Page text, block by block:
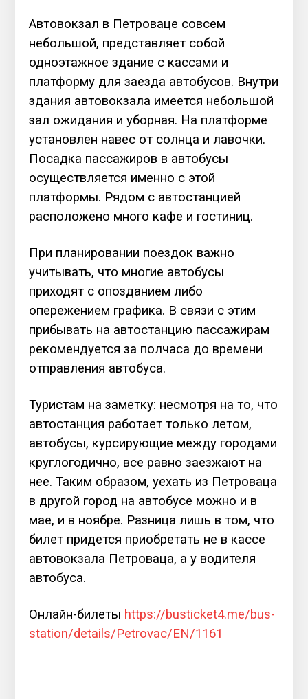
Автовокзал в Петроваце совсем
небольшой, представляет собой
одноэтажное здание с кассами и
платформу для заезда автобусов. Внутри
здания автовокзала имеется небольшой
зал ожидания и уборная. На платформе
установлен навес от солнца и лавочки.
Посадка пассажиров в автобусы
осуществляется именно с этой
платформы. Рядом с автостанцией
расположено много кафе и гостиниц.
При планировании поездок важно
учитывать, что многие автобусы
приходят с опозданием либо
опережением графика. В связи с этим
прибывать на автостанцию пассажирам
рекомендуется за полчаса до времени
отправления автобуса.
Туристам на заметку: несмотря на то, что
автостанция работает только летом,
автобусы, курсирующие между городами
круглогодично, все равно заезжают на
нее. Таким образом, уехать из Петроваца
в другой город на автобусе можно и в
мае, и в ноябре. Разница лишь в том, что
билет придется приобретать не в кассе
автовокзала Петроваца, а у водителя
автобуса.
Онлайн-билеты https://busticket4.me/bus-
station/details/Petrovac/EN/1161